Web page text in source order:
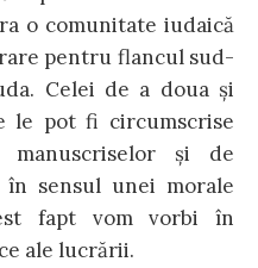
o comunitate iudaică
pentru flancul sud-
Celei de a doua şi
le pot fi circumscrise
şi de
sensul unei morale
fapt vom vorbi în
ale lucrării.